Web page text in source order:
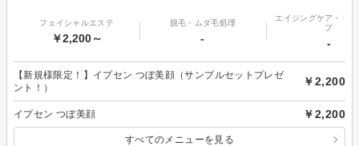
フェイシャルエステ
￥2,200～
脱毛・ムダ毛処理
-
エイジングケア・リ
プ
-
【新規様限定！】イプセン つぼ美顔（サンプルセットプレゼ
ント！）
￥2,200
イプセン つぼ美顔 ￥2,200
すべてのメニューを見る